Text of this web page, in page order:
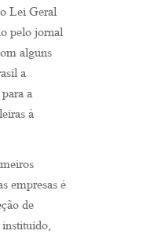
Lei Geral
pelo jornal
alguns
a
a
à
empresas é
de